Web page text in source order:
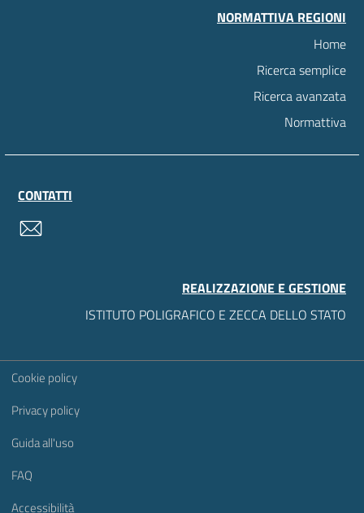
NORMATTIVA REGIONI
Home
Ricerca semplice
Ricerca avanzata
Normattiva
CONTATTI
REALIZZAZIONE E GESTIONE
ISTITUTO POLIGRAFICO E ZECCA DELLO STATO
Sezione Link Utili
Cookie policy
Privacy policy
Guida all'uso
FAQ
Accessibilità